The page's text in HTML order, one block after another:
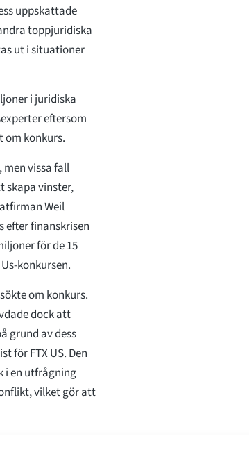
uppskattade
toppjuridiska
ut i situationer
i juridiska
eftersom
om konkurs.
vissa fall
skapa vinster,
Weil
efter finanskrisen
för de 15
konkursen.
om konkurs.
dock att
grund av dess
för FTX US. Den
i en utfrågning
vilket gör att